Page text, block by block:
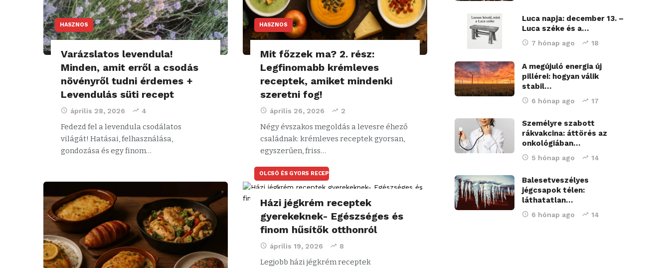
HASZNOS
Varázslatos levendula!
Minden, amit erről a csodás
növényről tudni érdemes +
Levendulás süti recept
április 28, 2026 4
Fedezd fel a levendula csodálatos
világát! Hatásai, felhasználása,
gondozása és egy finom…
HASZNOS
Mit főzzek ma? 2. rész:
Legfinomabb krémleves
receptek, amiket mindenki
szeretni fog!
április 26, 2026 2
Négy évszakos megoldás a levesre éhező
családnak: krémleves receptek gyorsan,
egyszerűen, friss…
OLCSÓ ÉS GYORS RECEPTEK
Házi jégkrém receptek
gyerekeknek- Egészséges és
finom hűsítők otthonról
április 19, 2026 8
Legjobb házi jégkrém receptek
Luca napja: december 13. –
Luca széke és a…
7 hónap ago 18
A megújuló energia új
pillérei: hogyan válik
stabil…
6 hónap ago 17
Személyre szabott
rákvakcina: áttörés az
onkológiában…
5 hónap ago 14
Balesetveszélyes
jégcsapok télen:
láthatatlan…
6 hónap ago 14